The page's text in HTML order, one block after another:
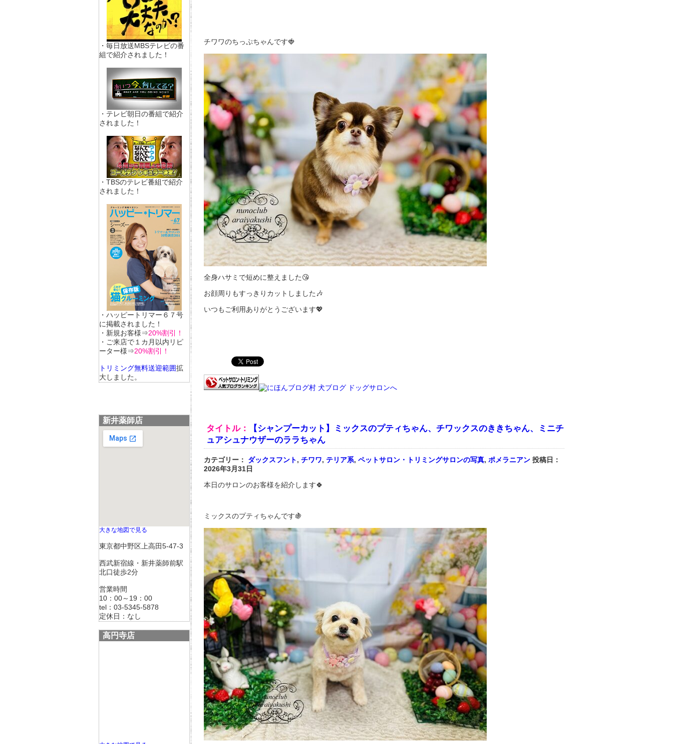
・毎日放送MBSテレビの番
組で紹介されました！
・テレビ朝日の番組で紹介
されました！
・TBSのテレビ番組で紹介
されました！
・ハッピートリマー６７号
に掲載されました！
・新規お客様⇒20%割引！
・ご来店で１カ月以内リピ
ーター様⇒20%割引！
トリミング無料送迎範囲拡
大しました。
新井薬師店
大きな地図で見る
東京都中野区上高田5-47-3
西武新宿線・新井薬師前駅
北口徒歩2分
営業時間
10：00～19：00
tel：03-5345-5878
定休日：なし
高円寺店
チワワのちっぷちゃんです🍓
全身ハサミで短めに整えました😘
お顔周りもすっきりカットしました🎶
いつもご利用ありがとうございます💖
タイトル：
【シャンプーカット】ミックスのプティちゃん、チワックスのききちゃん、ミニチ
ュアシュナウザーのララちゃん
カテゴリー： ダックスフント, チワワ, テリア系, ペットサロン・トリミングサロンの写真, ポメラニアン 投稿日：
2026年3月31日
本日のサロンのお客様を紹介します🍀
ミックスのプティちゃんです🍇